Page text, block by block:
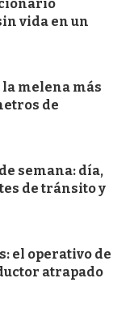
vida en un
melena más
de
semana: día,
de tránsito y
el operativo de
atrapado